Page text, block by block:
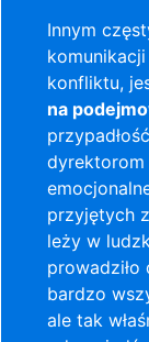
Innym
konfliktu,
na
przyjętych
leży w
prowadziło
bardzo
ale tak